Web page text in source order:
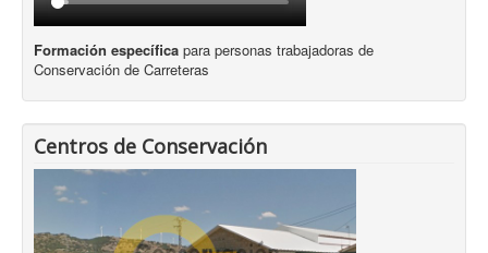
Formación específica para personas trabajadoras de
Conservación de Carreteras
Centros de Conservación